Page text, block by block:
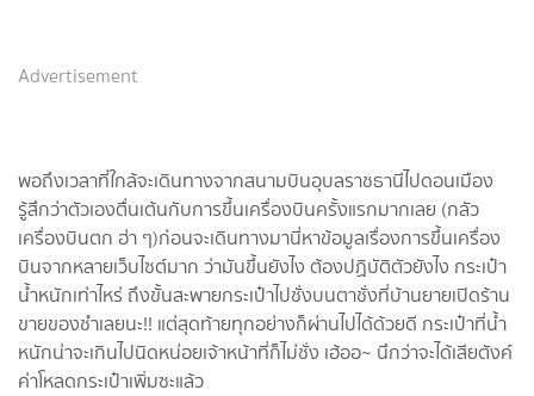
Advertisement
พอถึงเวลาที่ใกล้จะเดินทางจากสนามบินอุบลราชธานีไปดอนเมือง
รู้สึกว่าตัวเองตื่นเต้นกับการขึ้นเครื่องบินครั้งแรกมากเลย (กลัว
เครื่องบินตก ฮ่า ๆ)ก่อนจะเดินทางมานี่หาข้อมูลเรื่องการขึ้นเครื่อง
บินจากหลายเว็บไซต์มาก ว่ามันขึ้นยังไง ต้องปฏิบัติตัวยังไง กระเป๋า
น้ำหนักเท่าไหร่ ถึงขั้นสะพายกระเป๋าไปชั่งบนตาชั่งที่บ้านยายเปิดร้าน
ขายของชำเลยนะ!! แต่สุดท้ายทุกอย่างก็ผ่านไปได้ด้วยดี กระเป๋าที่น้ำ
หนักน่าจะเกินไปนิดหน่อยเจ้าหน้าที่ก็ไม่ชั่ง เฮ้ออ~ นึกว่าจะได้เสียตังค์
ค่าโหลดกระเป๋าเพิ่มซะแล้ว